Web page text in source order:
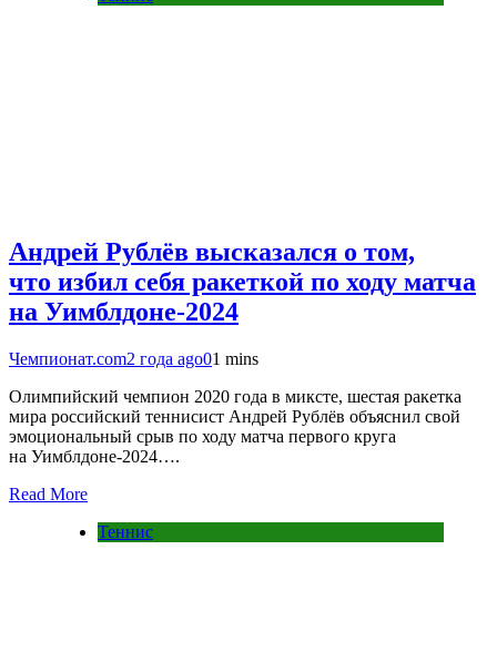
Андрей Рублёв высказался о том,
что избил себя ракеткой по ходу матча
на Уимблдоне-2024
Чемпионат.com2 года ago01 mins
Олимпийский чемпион 2020 года в миксте, шестая ракетка
мира российский теннисист Андрей Рублёв объяснил свой
эмоциональный срыв по ходу матча первого круга
на Уимблдоне-2024….
Read More
Теннис